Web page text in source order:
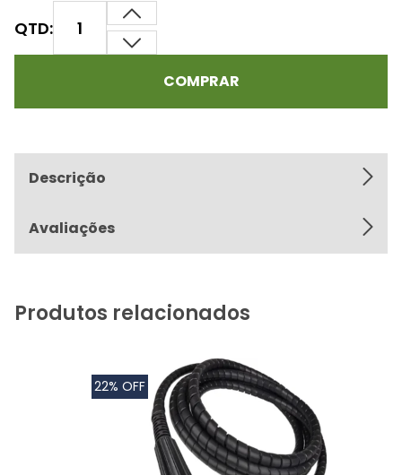
QTD:
COMPRAR
Descrição
Avaliações
Produtos relacionados
22% OFF